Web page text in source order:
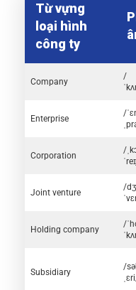
Từ vựng
loại hình
công ty
Company
/
Enterprise
/
Corporation
/
Joint venture
/
Holding company
/
Subsidiary
/